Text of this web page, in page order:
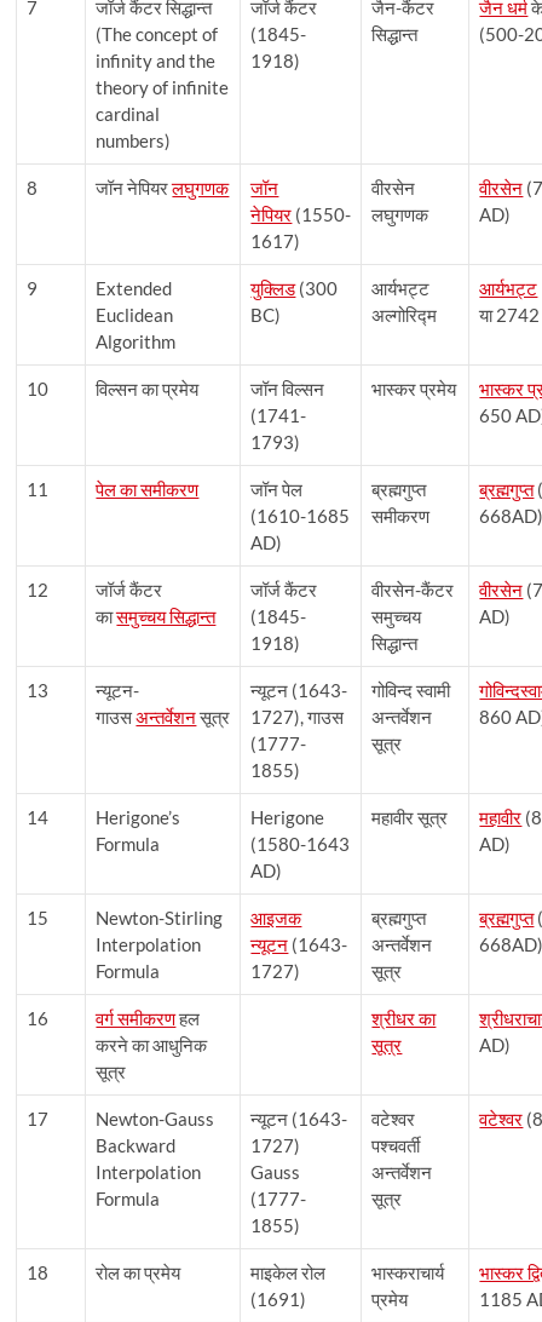
7
जॉर्ज कैंटर सिद्धान्त
(The concept of
infinity and the
theory of infinite
cardinal
numbers)
जॉर्ज कैंटर
(1845-
1918)
जैन-कैंटर
सिद्धान्त
जैन धर्म
(500-
8 जॉन नेपियरलघुगणक
जॉन
नेपियर (1550-
1617)
वीरसेन
लघुगणक
वीरसेन
AD)
9
Extended
Euclidean
Algorithm
युक्लिड(300
BC)
आर्यभट्ट
अल्गोरिद्म
आर्यभट्ट
या
10 विल्सन का प्रमेय
जॉन विल्सन
(1741-
1793)
भास्कर प्रमेय
भास्कर
650
11 पेल का समीकरण
जॉन पेल
(1610-1685
AD)
ब्रह्मगुप्त
समीकरण
ब्रह्मगुप्त
12
जॉर्ज कैंटर
कासमुच्चय सिद्धान्त
जॉर्ज कैंटर
(1845-
1918)
वीरसेन-कैंटर
समुच्चय
सिद्धान्त
वीरसेन
AD)
13
न्यूटन-
गाउसअन्तर्वेशनसूत्र
न्यूटन (1643-
1727), गाउस
(1777-
1855)
गोविन्द स्वामी
अन्तर्वेशन
सूत्र
860
14
Herigone’s
Formula
Herigone
(1580-1643
AD)
महावीर सूत्र महावीर
AD)
15
Newton-Stirling
Interpolation
Formula
आइजक
न्यूटन (1643-
1727)
ब्रह्मगुप्त
अन्तर्वेशन
सूत्र
ब्रह्मगुप्त
16 वर्ग समीकरणहल
करने का आधुनिक
सूत्र
श्रीधर का
सूत्र
AD)
17
Newton-Gauss
Backward
Interpolation
Formula
न्यूटन (1643-
1727)
Gauss
(1777-
1855)
वटेश्वर
पश्चवर्ती
अन्तर्वेशन
सूत्र
वटेश्वर
18 रोल का प्रमेय
माइकेल रोल
(1691)
भास्कराचार्य
प्रमेय
भास्कर
1185